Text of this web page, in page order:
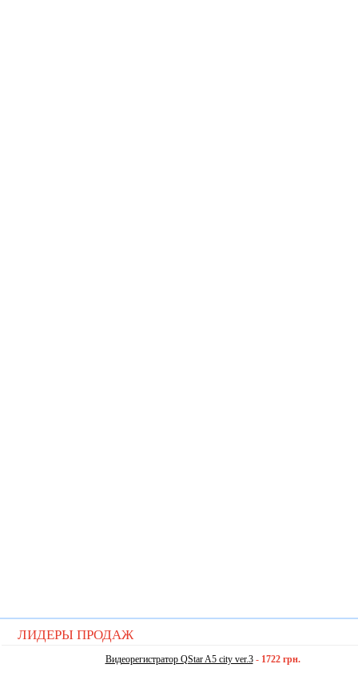
ЛИДЕРЫ ПРОДАЖ
Видеорегистратор QStar A5 city ver.3- 1722 грн.